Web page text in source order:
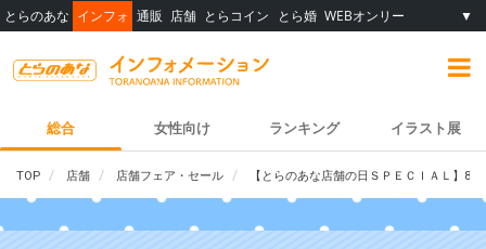
とらのあな インフォ 通販 店舗 とらコイン とら婚 WEBオンリー ▼
総合 女性向け ランキング イラスト展
TOP 店舗 店舗フェア・セール 【とらのあな店舗の日ＳＰＥＣＩＡＬ】8